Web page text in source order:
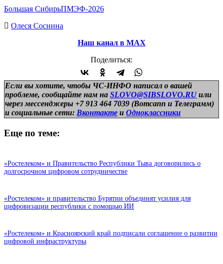
Большая СибирьПМЭФ-2026
Олеся Соснина
Наш канал в МАХ
Поделиться:
Если вы хотите, чтобы ЧС-ИНФО написал о вашей
проблеме, сообщайте нам на SLOVO@SIBSLOVO.RU или
через мессенджеры +7 913 464 7039 (Вотсапп и Телеграмм)
и социальные сети: Вконтакте и Одноклассники
Еще по теме:
«Ростелеком» и Правительство Республики Тыва договорились о
долгосрочном цифровом сотрудничестве
«Ростелеком» и правительство Бурятии объединят усилия для
цифровизации республики с помощью ИИ
«Ростелеком» и Красноярский край подписали соглашение о развитии
цифровой инфраструктуры